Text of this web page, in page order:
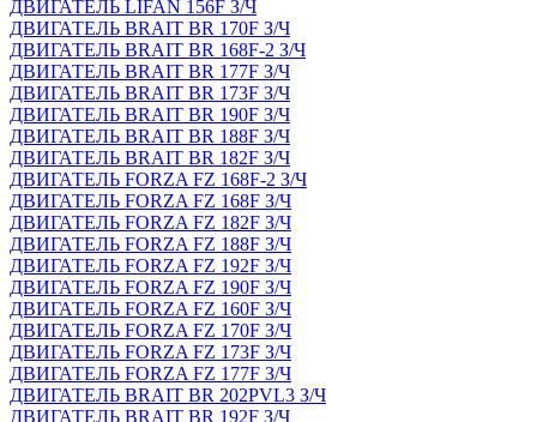
ДВИГАТЕЛЬ LIFAN 156F З/Ч
ДВИГАТЕЛЬ BRAIT BR 170F З/Ч
ДВИГАТЕЛЬ BRAIT BR 168F-2 З/Ч
ДВИГАТЕЛЬ BRAIT BR 177F З/Ч
ДВИГАТЕЛЬ BRAIT BR 173F З/Ч
ДВИГАТЕЛЬ BRAIT BR 190F З/Ч
ДВИГАТЕЛЬ BRAIT BR 188F З/Ч
ДВИГАТЕЛЬ BRAIT BR 182F З/Ч
ДВИГАТЕЛЬ FORZA FZ 168F-2 З/Ч
ДВИГАТЕЛЬ FORZA FZ 168F З/Ч
ДВИГАТЕЛЬ FORZA FZ 182F З/Ч
ДВИГАТЕЛЬ FORZA FZ 188F З/Ч
ДВИГАТЕЛЬ FORZA FZ 192F З/Ч
ДВИГАТЕЛЬ FORZA FZ 190F З/Ч
ДВИГАТЕЛЬ FORZA FZ 160F З/Ч
ДВИГАТЕЛЬ FORZA FZ 170F З/Ч
ДВИГАТЕЛЬ FORZA FZ 173F З/Ч
ДВИГАТЕЛЬ FORZA FZ 177F З/Ч
ДВИГАТЕЛЬ BRAIT BR 202PVL3 З/Ч
ДВИГАТЕЛЬ BRAIT BR 192F З/Ч